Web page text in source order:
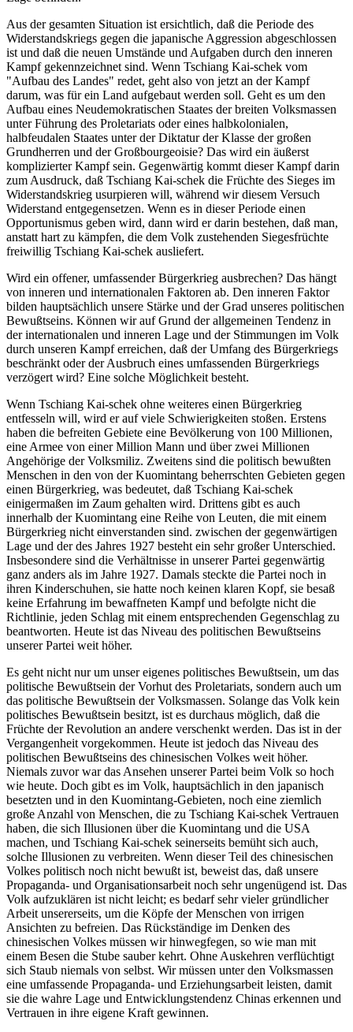
Aus der gesamten Situation ist ersichtlich, daß die Periode des
Widerstandskriegs gegen die japanische Aggression abgeschlossen
ist und daß die neuen Umstände und Aufgaben durch den inneren
Kampf gekennzeichnet sind. Wenn Tschiang Kai-schek vom
"Aufbau des Landes" redet, geht also von jetzt an der Kampf
darum, was für ein Land aufgebaut werden soll. Geht es um den
Aufbau eines Neudemokratischen Staates der breiten Volksmassen
unter Führung des Proletariats oder eines halbkolonialen,
halbfeudalen Staates unter der Diktatur der Klasse der großen
Grundherren und der Großbourgeoisie? Das wird ein äußerst
komplizierter Kampf sein. Gegenwärtig kommt dieser Kampf darin
zum Ausdruck, daß Tschiang Kai-schek die Früchte des Sieges im
Widerstandskrieg usurpieren will, während wir diesem Versuch
Widerstand entgegensetzen. Wenn es in dieser Periode einen
Opportunismus geben wird, dann wird er darin bestehen, daß man,
anstatt hart zu kämpfen, die dem Volk zustehenden Siegesfrüchte
freiwillig Tschiang Kai-schek ausliefert.
Wird ein offener, umfassender Bürgerkrieg ausbrechen? Das hängt
von inneren und internationalen Faktoren ab. Den inneren Faktor
bilden hauptsächlich unsere Stärke und der Grad unseres politischen
Bewußtseins. Können wir auf Grund der allgemeinen Tendenz in
der internationalen und inneren Lage und der Stimmungen im Volk
durch unseren Kampf erreichen, daß der Umfang des Bürgerkriegs
beschränkt oder der Ausbruch eines umfassenden Bürgerkriegs
verzögert wird? Eine solche Möglichkeit besteht.
Wenn Tschiang Kai-schek ohne weiteres einen Bürgerkrieg
entfesseln will, wird er auf viele Schwierigkeiten stoßen. Erstens
haben die befreiten Gebiete eine Bevölkerung von 100 Millionen,
eine Armee von einer Million Mann und über zwei Millionen
Angehörige der Volksmiliz. Zweitens sind die politisch bewußten
Menschen in den von der Kuomintang beherrschten Gebieten gegen
einen Bürgerkrieg, was bedeutet, daß Tschiang Kai-schek
einigermaßen im Zaum gehalten wird. Drittens gibt es auch
innerhalb der Kuomintang eine Reihe von Leuten, die mit einem
Bürgerkrieg nicht einverstanden sind. zwischen der gegenwärtigen
Lage und der des Jahres 1927 besteht ein sehr großer Unterschied.
Insbesondere sind die Verhältnisse in unserer Partei gegenwärtig
ganz anders als im Jahre 1927. Damals steckte die Partei noch in
ihren Kinderschuhen, sie hatte noch keinen klaren Kopf, sie besaß
keine Erfahrung im bewaffneten Kampf und befolgte nicht die
Richtlinie, jeden Schlag mit einem entsprechenden Gegenschlag zu
beantworten. Heute ist das Niveau des politischen Bewußtseins
unserer Partei weit höher.
Es geht nicht nur um unser eigenes politisches Bewußtsein, um das
politische Bewußtsein der Vorhut des Proletariats, sondern auch um
das politische Bewußtsein der Volksmassen. Solange das Volk kein
politisches Bewußtsein besitzt, ist es durchaus möglich, daß die
Früchte der Revolution an andere verschenkt werden. Das ist in der
Vergangenheit vorgekommen. Heute ist jedoch das Niveau des
politischen Bewußtseins des chinesischen Volkes weit höher.
Niemals zuvor war das Ansehen unserer Partei beim Volk so hoch
wie heute. Doch gibt es im Volk, hauptsächlich in den japanisch
besetzten und in den Kuomintang-Gebieten, noch eine ziemlich
große Anzahl von Menschen, die zu Tschiang Kai-schek Vertrauen
haben, die sich Illusionen über die Kuomintang und die USA
machen, und Tschiang Kai-schek seinerseits bemüht sich auch,
solche Illusionen zu verbreiten. Wenn dieser Teil des chinesischen
Volkes politisch noch nicht bewußt ist, beweist das, daß unsere
Propaganda- und Organisationsarbeit noch sehr ungenügend ist. Das
Volk aufzuklären ist nicht leicht; es bedarf sehr vieler gründlicher
Arbeit unsererseits, um die Köpfe der Menschen von irrigen
Ansichten zu befreien. Das Rückständige im Denken des
chinesischen Volkes müssen wir hinwegfegen, so wie man mit
einem Besen die Stube sauber kehrt. Ohne Auskehren verflüchtigt
sich Staub niemals von selbst. Wir müssen unter den Volksmassen
eine umfassende Propaganda- und Erziehungsarbeit leisten, damit
sie die wahre Lage und Entwicklungstendenz Chinas erkennen und
Vertrauen in ihre eigene Kraft gewinnen.